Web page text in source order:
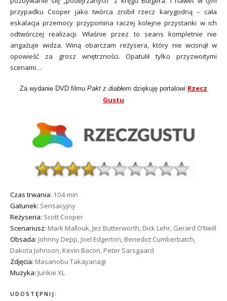
przypadku Cooper jako twórca zrobił rzecz karygodną – cała
eskalacja przemocy przypomina raczej kolejne przystanki w ich
odtwórczej realizacji. Właśnie przez to seans kompletnie nie
angażuje widza. Winą obarczam reżysera, który nie wcisnął w
opowieść za grosz wnętrzności. Opatulił tylko przyzwoitymi
scenami…
Za wydanie DVD filmu Pakt z diabłem dziękuję portalowi Rzecz
Gustu
Czas trwania: 104 min
Gatunek: Sensacyjny
Reżyseria: Scott Cooper
Scenariusz: Mark Mallouk, Jez Butterworth, Dick Lehr, Gerard O’Neill
Obsada: Johnny Depp, Joel Edgerton, Benedict Cumberbatch,
Dakota Johnson, Kevin Bacon, Peter Sarsgaard
Zdjęcia: Masanobu Takayanagi
Muzyka: Junkie XL
UDOSTĘPNIJ: